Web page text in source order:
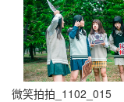
微笑拍拍_1102_015